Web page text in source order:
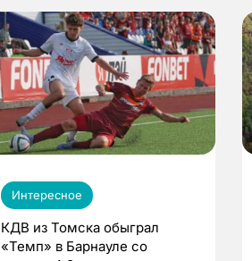
Интересное
КДВ из Томска обыграл
«Темп» в Барнауле со